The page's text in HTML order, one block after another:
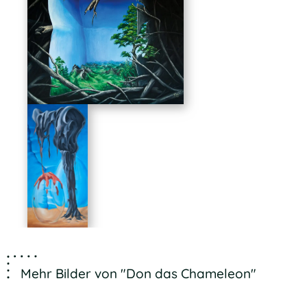
Mehr Bilder von "Don das Chameleon"